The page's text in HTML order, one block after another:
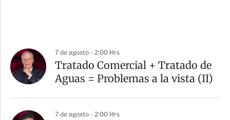
7 de agosto - 2:00 Hrs
Tratado Comercial + Tratado de
Aguas = Problemas a la vista (II)
7 de agosto - 2:00 Hrs